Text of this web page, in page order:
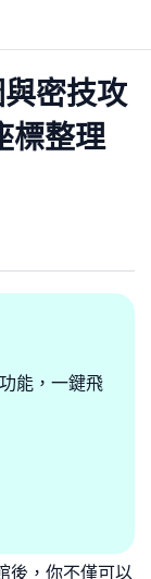
密技攻
標整理
能，一鍵飛
後，你不僅可以